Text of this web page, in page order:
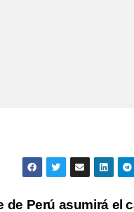
de Perú asumirá el